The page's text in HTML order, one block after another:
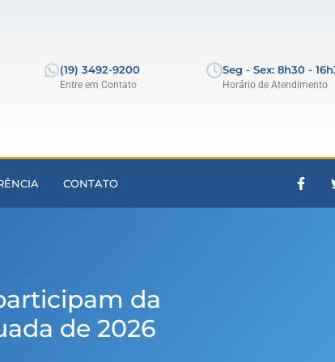
(19) 3492-9200
Entre em Contato
Seg - Sex: 8h30 -
Horário de Atendimento
CONTATO
da
de 2026